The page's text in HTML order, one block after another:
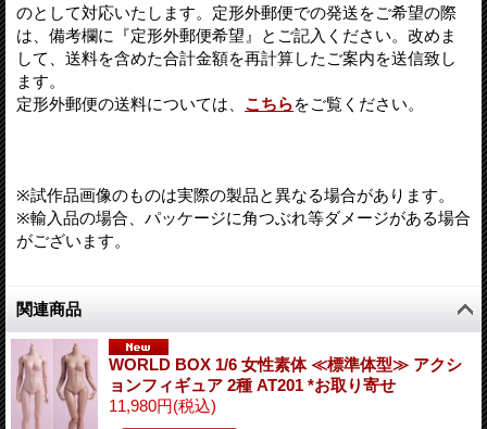
のとして対応いたします。定形外郵便での発送をご希望の際
は、備考欄に『定形外郵便希望』とご記入ください。改めま
して、送料を含めた合計金額を再計算したご案内を送信致し
ます。
定形外郵便の送料については、 こちらをご覧ください。
※試作品画像のものは実際の製品と異なる場合があります。
※輸入品の場合、パッケージに角つぶれ等ダメージがある場合
がございます。
関連商品
WORLD BOX 1/6 女性素体 ≪標準体型≫ アクシ
ョンフィギュア 2種 AT201 *お取り寄せ
11,980円(税込)